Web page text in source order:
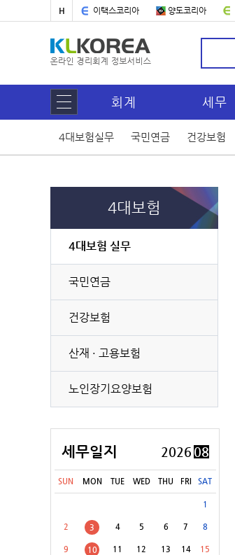
H 이택스코리아 양도코리아
회계 세무
4대보험실무 국민연금 건강보험
4대보험
4대보험 실무
국민연금
건강보험
산재 · 고용보험
노인장기요양보험
세무일지 2026 08
SUN MON TUE WED THU FRI SAT
1
2 3 4 5 6 7 8
9 10 11 12 13 14 15
[8월 31일(월)]교통·에너지·환경세(교육세 포함) 신고납부
[8월 31일(월)] 교육세(금융·보험업자) 중간예납